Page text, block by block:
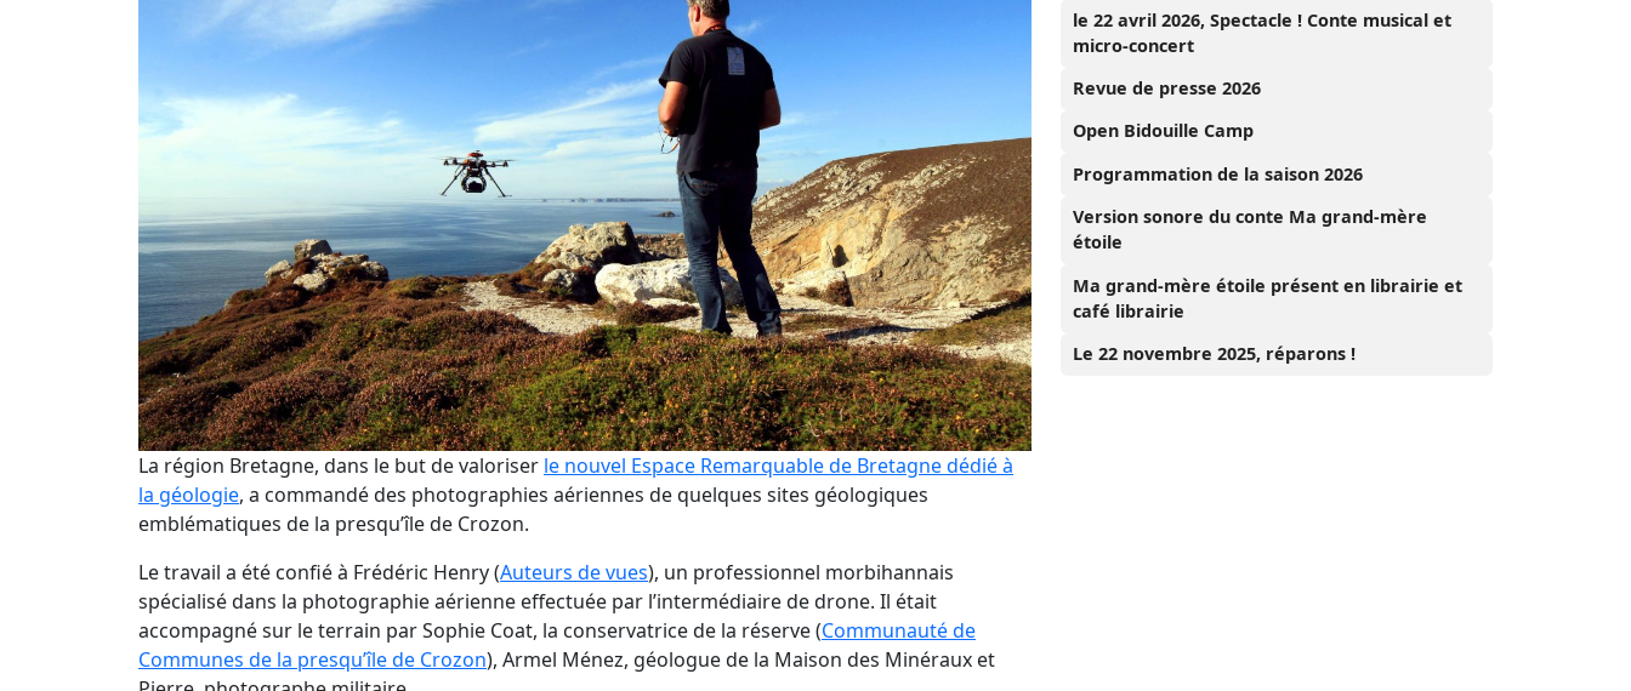
La région Bretagne, dans le but de valoriser le nouvel Espace Remarquable de Bretagne dédié à
la géologie, a commandé des photographies aériennes de quelques sites géologiques
emblématiques de la presqu’île de Crozon.
Le travail a été confié à Frédéric Henry (Auteurs de vues), un professionnel morbihannais
spécialisé dans la photographie aérienne effectuée par l’intermédiaire de drone. Il était
accompagné sur le terrain par Sophie Coat, la conservatrice de la réserve (Communauté de
Communes de la presqu’île de Crozon), Armel Ménez, géologue de la Maison des Minéraux et
le 22 avril 2026, Spectacle ! Conte musical et
micro-concert
Revue de presse 2026
Open Bidouille Camp
Programmation de la saison 2026
Version sonore du conte Ma grand-mère
étoile
Ma grand-mère étoile présent en librairie et
café librairie
Le 22 novembre 2025, réparons !